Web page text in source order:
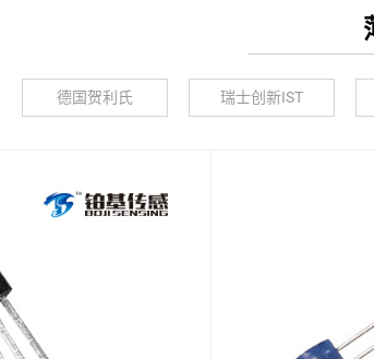
德国贺利氏 瑞士创新IST